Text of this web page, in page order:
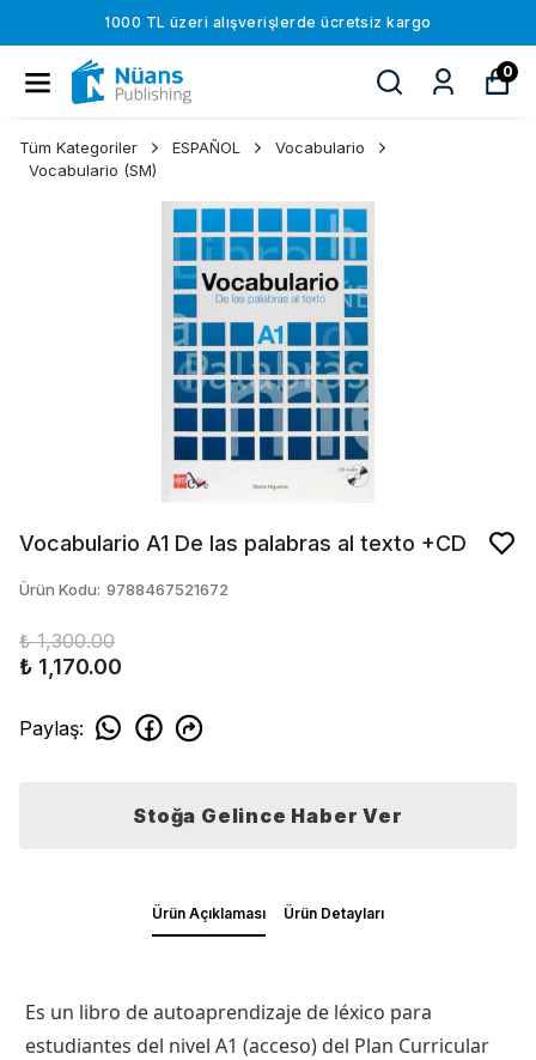
1000 TL üzeri alışverişlerde ücretsiz kargo
0
Tüm Kategoriler ESPAÑOL
Vocabulario
Vocabulario (SM)
Vocabulario A1 De las palabras al texto +CD
Ürün Kodu: 9788467521672
₺ 1,300.00
₺ 1,170.00
Paylaş:
Stoğa Gelince Haber Ver
Ürün Açıklaması Ürün Detayları
Es un libro de autoaprendizaje de léxico para
estudiantes del nivel A1 (acceso) del Plan Curricular